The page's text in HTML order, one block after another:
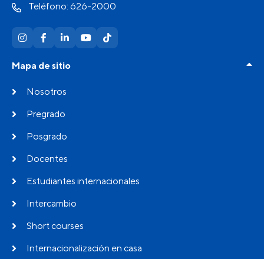
Teléfono: 626-2000
Mapa de sitio
Nosotros
Pregrado
Posgrado
Docentes
Estudiantes internacionales
Intercambio
Short courses
Internacionalización en casa